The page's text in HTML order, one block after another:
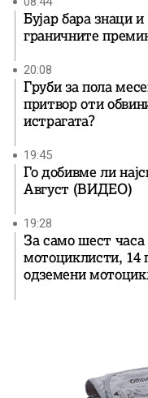
Бујар бара знаци
граничните
20:08
Груби за пола
притвор оти
истрагата?
19:45
Го добивме ли
Август (ВИДЕО)
19:28
За само шест
мотоциклисти, 14
одземени